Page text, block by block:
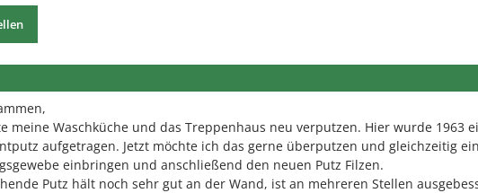
meine Waschküche und das Treppenhaus neu verputzen. Hier wurde 1963
aufgetragen. Jetzt möchte ich das gerne überputzen und gleichzeitig ein
einbringen und anschließend den neuen Putz Filzen.
Putz hält noch sehr gut an der Wand, ist an mehreren Stellen